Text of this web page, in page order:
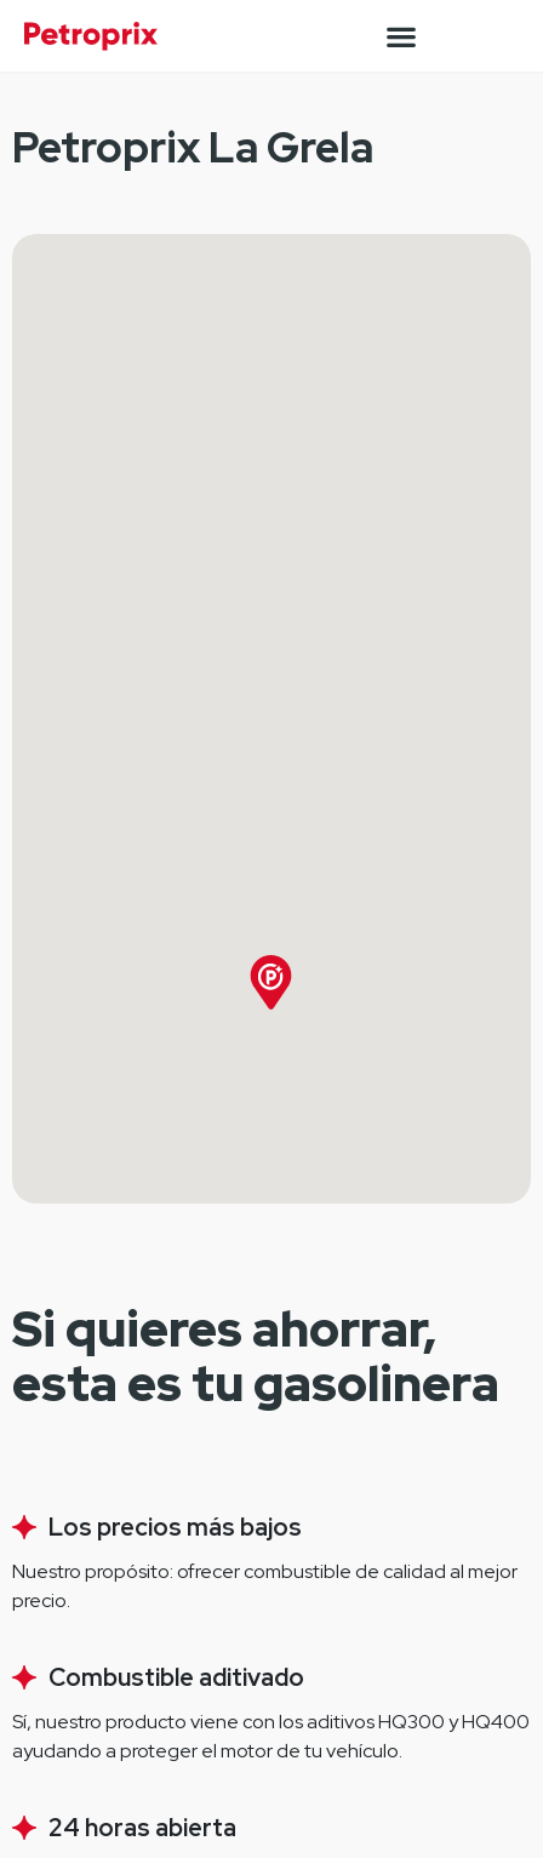
Petroprix La Grela
Si quieres ahorrar,
esta es tu gasolinera
Los precios más bajos
Nuestro propósito: ofrecer combustible de calidad al mejor
precio.
Combustible aditivado
Sí, nuestro producto viene con los aditivos HQ300 y HQ400
ayudando a proteger el motor de tu vehículo.
24 horas abierta